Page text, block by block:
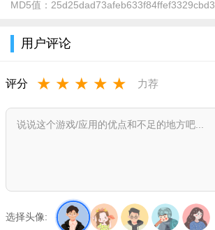
MD5值： 25d25dad73afeb633f84ffef3329cbd3
用户评论
评分 ★ ★ ★ ★ ★ 力荐
选择头像: